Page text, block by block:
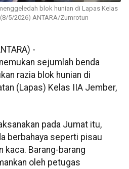
blok hunian di Lapas Kelas
5/2026) ANTARA/Zumrotun
-
sejumlah benda
razia blok hunian di
(Lapas) Kelas IIA Jember,
pada Jumat itu,
berbahaya seperti pisau
kaca. Barang-barang
oleh petugas